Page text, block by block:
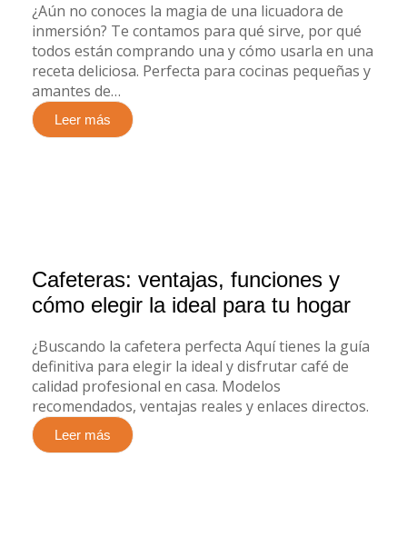
¿Aún no conoces la magia de una licuadora de
inmersión? Te contamos para qué sirve, por qué
todos están comprando una y cómo usarla en una
receta deliciosa. Perfecta para cocinas pequeñas y
amantes de…
Leer más
Cafeteras: ventajas, funciones y
cómo elegir la ideal para tu hogar
¿Buscando la cafetera perfecta Aquí tienes la guía
definitiva para elegir la ideal y disfrutar café de
calidad profesional en casa. Modelos
recomendados, ventajas reales y enlaces directos.
Leer más